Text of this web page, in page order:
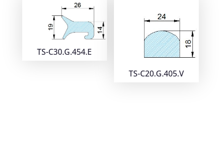
TS-C30.G.454.E
TS-C20.G.405.V